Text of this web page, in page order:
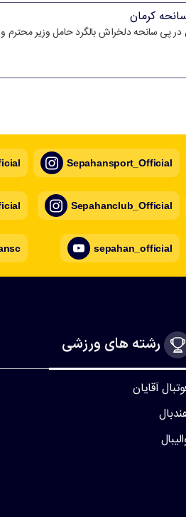
کرمان
در پی سانحه دلخراش بالگرد حامل وزیر
Sepahansport_Official
Sepahanclub_Official
sepahan_official
رشته های ورزشی
آقایان